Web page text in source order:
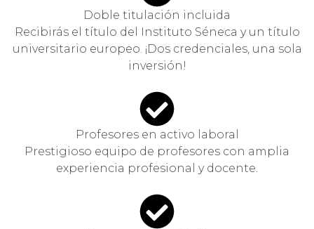
Doble titulación incluida
Recibirás el título del Instituto Séneca y un título
universitario europeo. ¡Dos credenciales, una sola
inversión!
Profesores en activo laboral
Prestigioso equipo de profesores con amplia
experiencia profesional y docente.